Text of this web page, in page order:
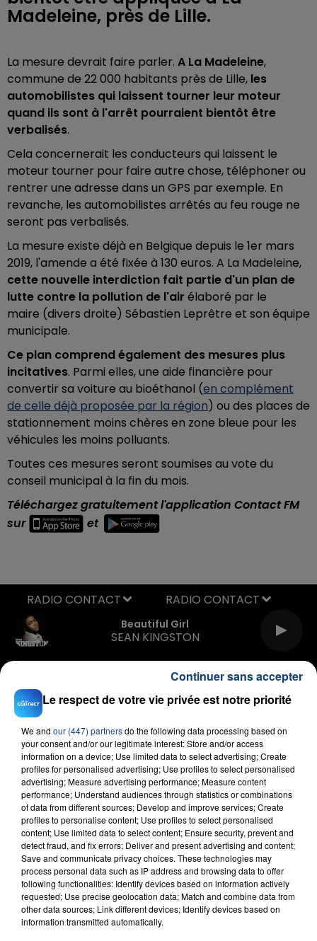
Madeleine, près de Lille.
La mesure devrait faire parler. A La Madeleine,
commune de 22 000 habitants près de Lille, les
automobilistes qui laissent tourner leur moteur
quand ils sont à l'arrêt pourraient bientôt être
verbalisés.
Cela concernerait les conducteurs qui laissent le
moteur tourner pour faire autre chose, téléphoner ou
rentrer une adresse dans un GPS par exemple. En
revanche, les automobilistes arrêtés au feu rouge ne
seront pas verbalisés.
La mesure existe déjà en Belgique depuis le 1er mars
2019, l'amende a été fixée à 130 euros. A La Madeleine,
cette nouvelle interdiction fait partie d'un plan de
lutte contre la pollution de l'air élaboré par le
maire (divers droite) Sébastien Leprêtre et son équipe
municipale.
Ce plan comprend également des mesures plus
incitatives. Parmi elles, une aide financière pour
convertir sa voiture au bioéthanol (en complément
de celle déjà proposée par la région) ou des places de
stationnement moins chères en zone bleue pour les
véhicules les moins polluants.
Toutes ces mesures seront soumises au vote du
conseil municipal à la fin du mois.
Téléchargez gratuitement l'application Contact FM
sur
et
Beautiful Girl
SEAN KINGSTON
RADIO CONTACT
FIL D'ACTU
23 juillet 2026
INCENDIE MORTEL À LENS : UNE FEMME ET
Le respect de votre vie privée est notre priorité
We and our (447) partnersdo the following data processing based on
your consent and/or our legitimate interest: Store and/or access
information on a device; Use limited data to select advertising; Create
profiles for personalised advertising; Use profiles to select personalised
advertising; Measure advertising performance; Measure content
performance; Understand audiences through statistics or combinations
of data from different sources; Develop and improve services; Create
profiles to personalise content; Use profiles to select personalised
content; Use limited data to select content; Ensure security, prevent and
detect fraud, and fix errors; Deliver and present advertising and content;
Save and communicate privacy choices. These technologies may
process personal data such as IP address and browsing data to offer
following functionalities: Identify devices based on information actively
requested; Use precise geolocation data; Match and combine data from
other data sources; Link different devices; Identify devices based on
information transmitted automatically.
Continuer sans accepter